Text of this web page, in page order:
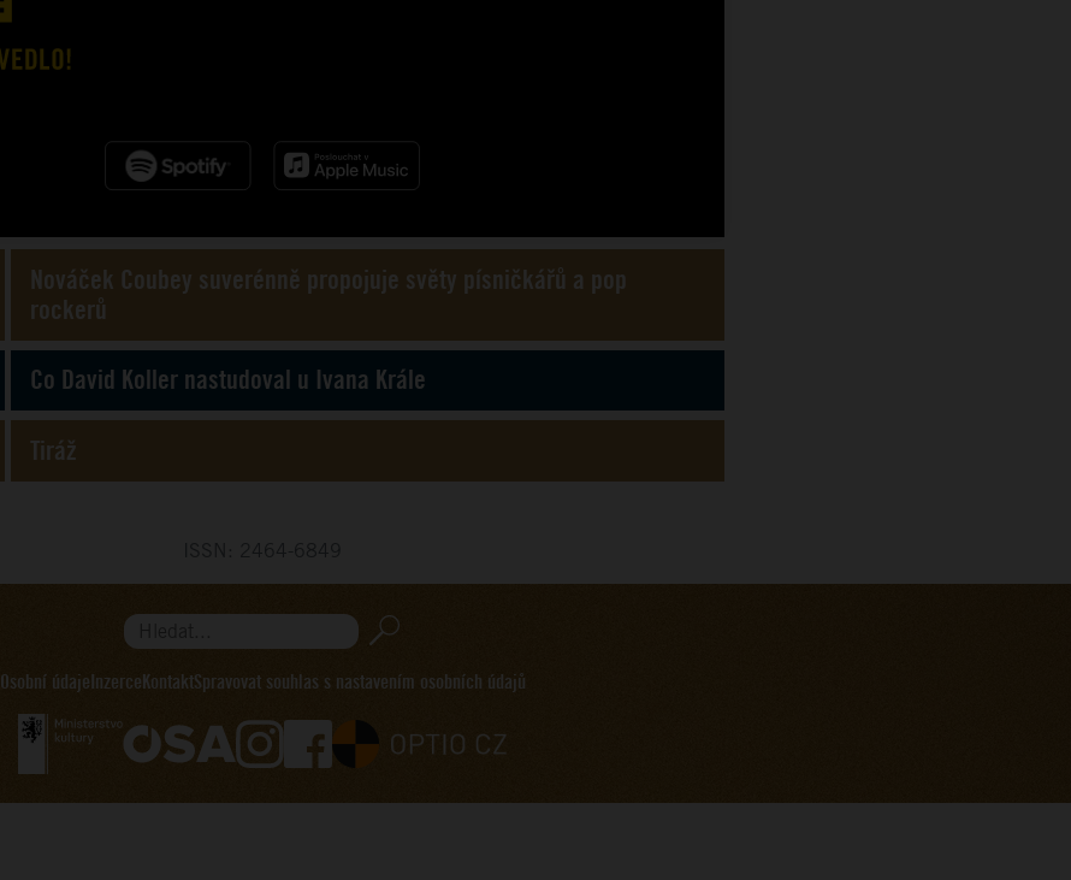
Nováček Coubey suverénně propojuje světy písničkářů a pop
rockerů
Co David Koller nastudoval u Ivana Krále
Tiráž
Hledat...
Osobní údajeInzerceKontaktSpravovat souhlas s nastavením osobních údajů